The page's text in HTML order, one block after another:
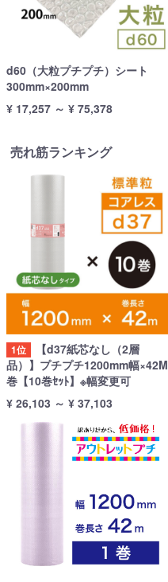
d60（大粒プチプチ）シート
300mm×200mm
¥ 17,257 ～ ¥ 75,378
売れ筋ランキング
1位
【d37紙芯なし（2層
品）】プチプチ1200mm幅×42M
巻【10巻ｾｯﾄ】※幅変更可
¥ 26,103 ～ ¥ 37,103